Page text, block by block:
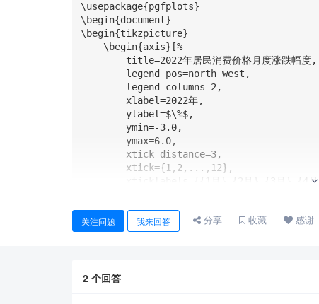
\usepackage{pgfplots}
\begin{document}
\begin{tikzpicture}
        xticklabel style={xshift=-0.25cm,yshift=0mm},
        ytick={-3,0,3,6},
        ylabel style={xshift=3cm,yshift=-0.6cm,rotate=90}
        (1, 0.9)
关注问题 我来回答 分享 收藏 感谢
2 个回答